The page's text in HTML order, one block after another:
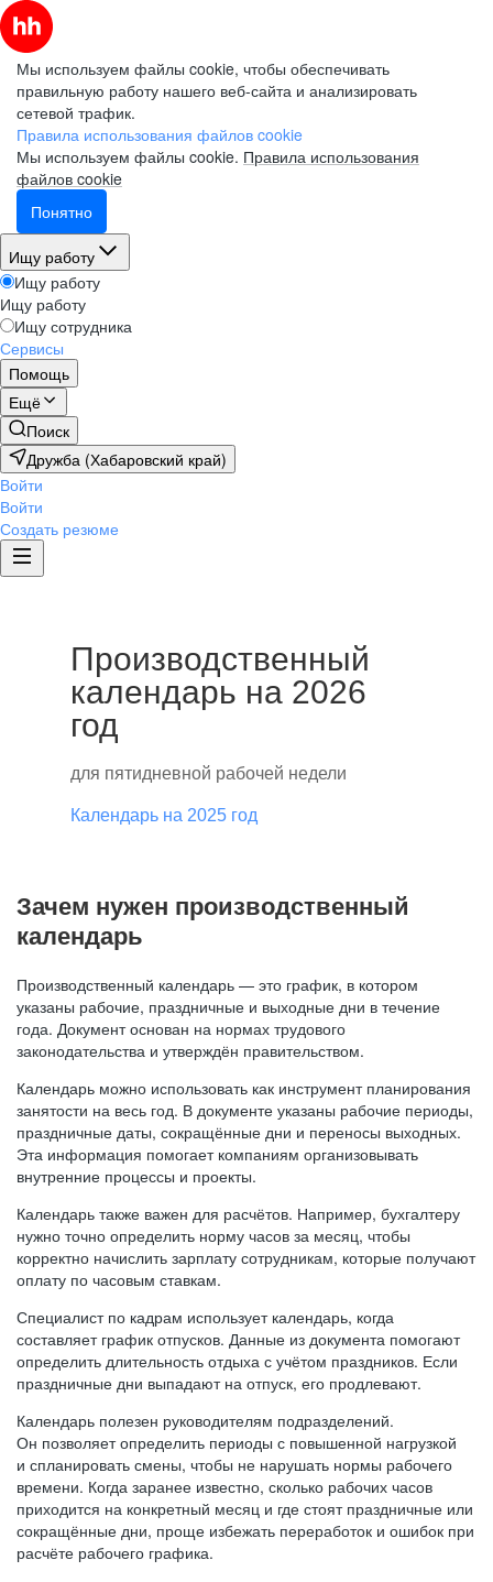
Мы используем файлы cookie, чтобы обеспечивать
правильную работу нашего веб-сайта и анализировать
сетевой трафик.
Правила использования файлов cookie
Мы используем файлы cookie. Правила использования
файлов cookie
Понятно
Ищу работу
Ищу работу
Ищу работу
Ищу сотрудника
Сервисы
Помощь
Ещё
Поиск
Дружба (Хабаровский край)
Войти
Войти
Создать резюме
Производственный
календарь на 2026
год
для пятидневной рабочей недели
Календарь на 2025 год
Зачем нужен производственный
календарь
Производственный календарь — это график, в котором
указаны рабочие, праздничные и выходные дни в течение
года. Документ основан на нормах трудового
законодательства и утверждён правительством.
Календарь можно использовать как инструмент планирования
занятости на весь год. В документе указаны рабочие периоды,
праздничные даты, сокращённые дни и переносы выходных.
Эта информация помогает компаниям организовывать
внутренние процессы и проекты.
Календарь также важен для расчётов. Например, бухгалтеру
нужно точно определить норму часов за месяц, чтобы
корректно начислить зарплату сотрудникам, которые получают
оплату по часовым ставкам.
Специалист по кадрам использует календарь, когда
составляет график отпусков. Данные из документа помогают
определить длительность отдыха с учётом праздников. Если
праздничные дни выпадают на отпуск, его продлевают.
Календарь полезен руководителям подразделений.
Он позволяет определить периоды с повышенной нагрузкой
и спланировать смены, чтобы не нарушать нормы рабочего
времени. Когда заранее известно, сколько рабочих часов
приходится на конкретный месяц и где стоят праздничные или
сокращённые дни, проще избежать переработок и ошибок при
расчёте рабочего графика.